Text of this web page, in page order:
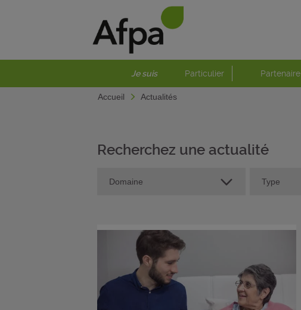
Je suis Particulier Partenaire
Accueil Actualités
Recherchez une actualité